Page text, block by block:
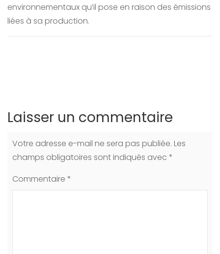
environnementaux qu’il pose en raison des émissions
liées à sa production.
Laisser un commentaire
Votre adresse e-mail ne sera pas publiée. Les
champs obligatoires sont indiqués avec *
Commentaire *